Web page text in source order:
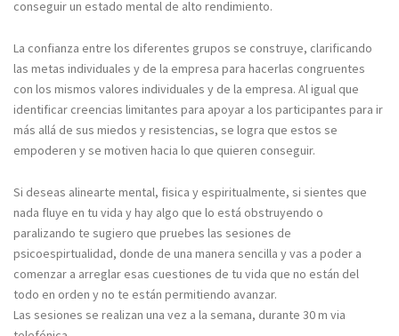
conseguir un estado mental de alto rendimiento.
La confianza entre los diferentes grupos se construye, clarificando
las metas individuales y de la empresa para hacerlas congruentes
con los mismos valores individuales y de la empresa. Al igual que
identificar creencias limitantes para apoyar a los participantes para ir
más allá de sus miedos y resistencias, se logra que estos se
empoderen y se motiven hacia lo que quieren conseguir.
Si deseas alinearte mental, fisica y espiritualmente, si sientes que
nada fluye en tu vida y hay algo que lo está obstruyendo o
paralizando te sugiero que pruebes las sesiones de
psicoespirtualidad, donde de una manera sencilla y vas a poder a
comenzar a arreglar esas cuestiones de tu vida que no están del
todo en orden y no te están permitiendo avanzar.
Las sesiones se realizan una vez a la semana, durante 30 m via